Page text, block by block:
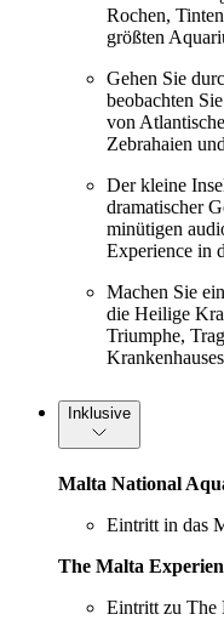
Rochen,
größten
Gehen Sie
beobachten
von
Zebrahaien
Der kleine
dramatischer
minütigen
Experience in
Machen Sie
die Heilige
Triumphe,
Inklusive
Malta National
Eintritt in das
The Malta
Eintritt zu The